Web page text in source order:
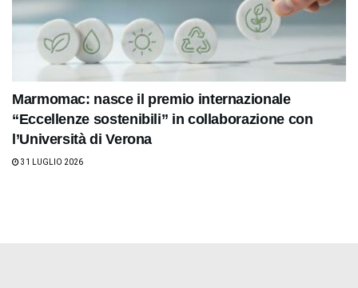
Marmomac: nasce il premio internazionale
“Eccellenze sostenibili” in collaborazione con
l’Università di Verona
31 LUGLIO 2026